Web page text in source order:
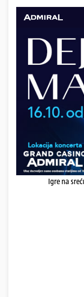
Igre na